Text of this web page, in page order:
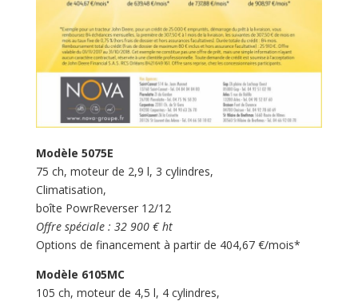
Modèle 5075E
75 ch, moteur de 2,9 l, 3 cylindres,
Climatisation,
boîte PowrReverser 12/12
Offre spéciale : 32 900 € ht
Options de financement à partir de 404,67 €/mois*
Modèle 6105MC
105 ch, moteur de 4,5 l, 4 cylindres,